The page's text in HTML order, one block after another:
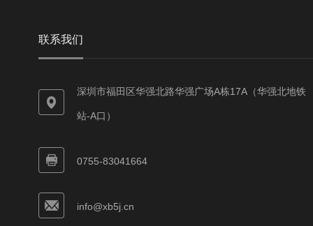
联系我们
深圳市福田区华强北路华强广场A栋17A（华强北地铁
站-A口）
0755-83041664
info@xb5j.cn